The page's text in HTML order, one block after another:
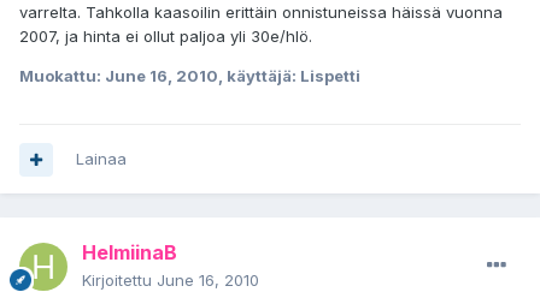
varrelta. Tahkolla kaasoilin erittäin onnistuneissa häissä vuonna
2007, ja hinta ei ollut paljoa yli 30e/hlö.
Muokattu: June 16, 2010, käyttäjä: Lispetti
Lainaa
HelmiinaB
Kirjoitettu June 16, 2010